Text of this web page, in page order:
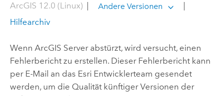
ArcGIS 12.0 (Linux)| Andere Versionen
Hilfearchiv
Wenn ArcGIS Serverabstürzt, wird versucht, einen
Fehlerbericht zu erstellen. Dieser Fehlerbericht kann
per E-Mail an das Esri Entwicklerteam gesendet
werden, um die Qualität künftiger Versionen der